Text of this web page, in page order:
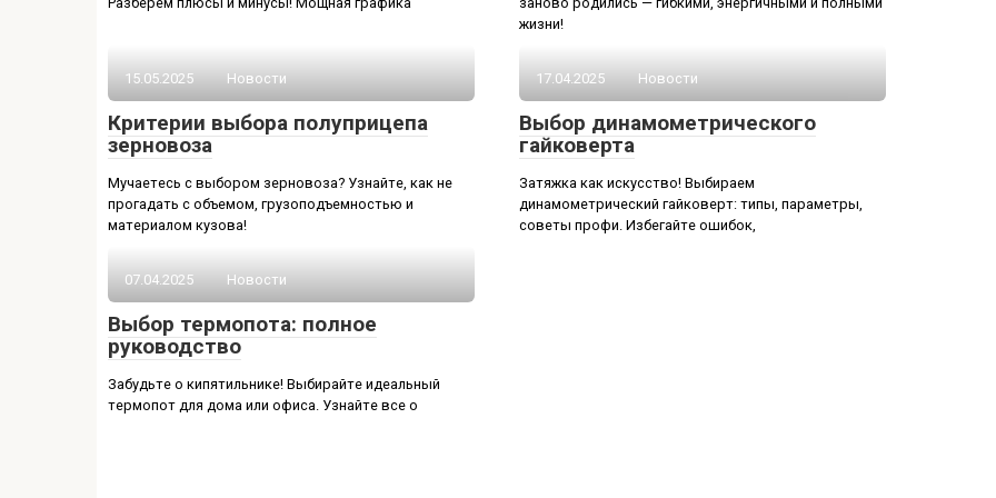
жизни!
15.05.2025 Новости
Критерии выбора полуприцепа
зерновоза
Мучаетесь с выбором зерновоза? Узнайте, как не
прогадать с объемом, грузоподъемностью и
материалом кузова!
17.04.2025 Новости
Выбор динамометрического
гайковерта
Затяжка как искусство! Выбираем
динамометрический гайковерт: типы, параметры,
советы профи. Избегайте ошибок,
07.04.2025 Новости
Выбор термопота: полное
руководство
Забудьте о кипятильнике! Выбирайте идеальный
термопот для дома или офиса. Узнайте все о